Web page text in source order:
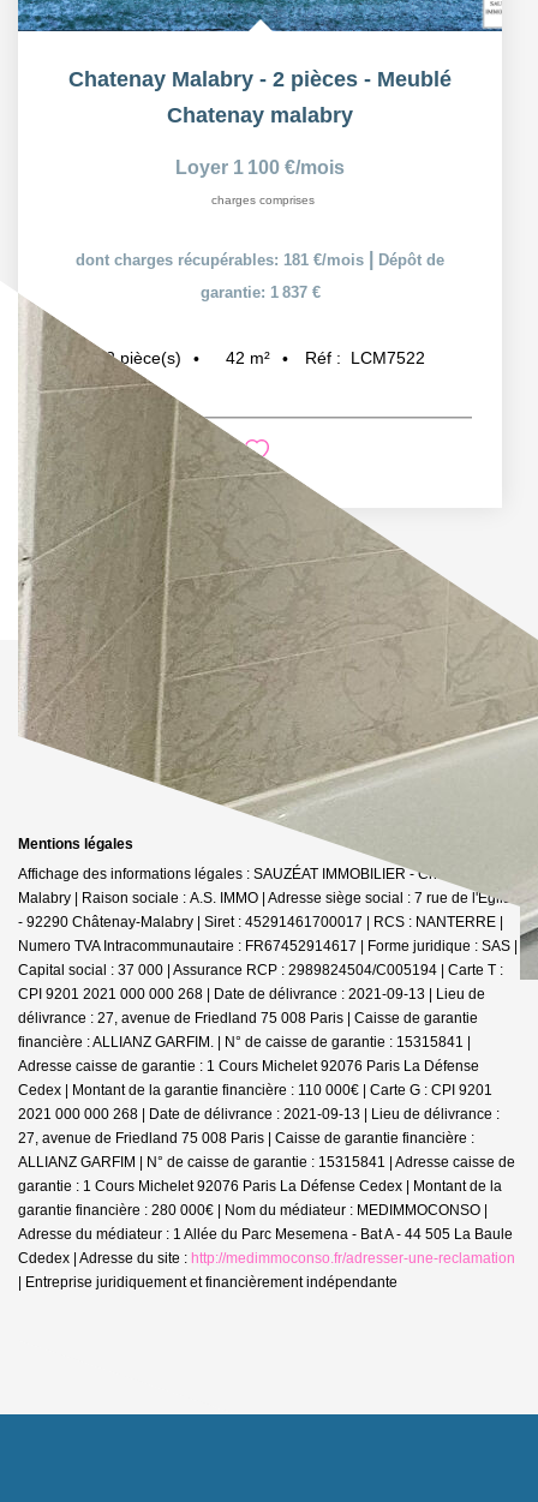
Chatenay Malabry - 2 pièces - Meublé
Chatenay malabry
Loyer 1 100 €/mois
charges comprises
dont charges récupérables: 181 €/mois
Dépôt de
garantie: 1 837 €
2pièce(s) 42 m² Réf : LCM7522
Mentions légales
Affichage des informations légales : SAUZÉAT IMMOBILIER - Châtenay-
Malabry | Raison sociale : A.S. IMMO | Adresse siège social : 7 rue de l'Église
- 92290 Châtenay-Malabry | Siret : 45291461700017 | RCS : NANTERRE |
Numero TVA Intracommunautaire : FR67452914617 | Forme juridique : SAS |
Capital social : 37 000 | Assurance RCP : 2989824504/C005194 | Carte T :
CPI 9201 2021 000 000 268 | Date de délivrance : 2021-09-13 | Lieu de
délivrance : 27, avenue de Friedland 75 008 Paris | Caisse de garantie
financière : ALLIANZ GARFIM. | N° de caisse de garantie : 15315841 |
Adresse caisse de garantie : 1 Cours Michelet 92076 Paris La Défense
Cedex | Montant de la garantie financière : 110 000€ | Carte G : CPI 9201
2021 000 000 268 | Date de délivrance : 2021-09-13 | Lieu de délivrance :
27, avenue de Friedland 75 008 Paris | Caisse de garantie financière :
ALLIANZ GARFIM | N° de caisse de garantie : 15315841 | Adresse caisse de
garantie : 1 Cours Michelet 92076 Paris La Défense Cedex | Montant de la
garantie financière : 280 000€ | Nom du médiateur : MEDIMMOCONSO |
Adresse du médiateur : 1 Allée du Parc Mesemena - Bat A - 44 505 La Baule
Cdedex | Adresse du site : http://medimmoconso.fr/adresser-une-reclamation
Entreprise juridiquement et financièrement indépendante